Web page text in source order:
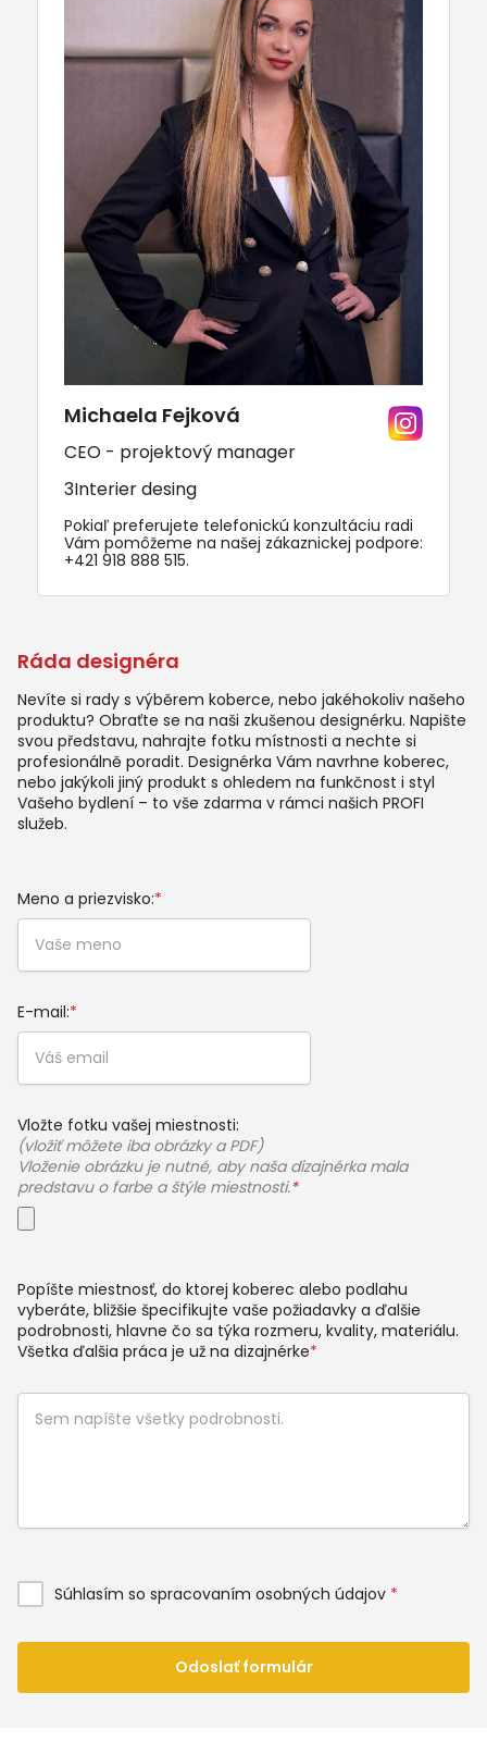
Ráda designéra
Nevíte si rady s výběrem koberce, nebo jakéhokoliv našeho
produktu? Obraťte se na naši zkušenou designérku. Napište
svou představu, nahrajte fotku místnosti a nechte si
profesionálně poradit. Designérka Vám navrhne koberec,
nebo jakýkoli jiný produkt s ohledem na funkčnost i styl
Vašeho bydlení – to vše zdarma v rámci našich PROFI
služeb.
Meno a priezvisko:*
E-mail:*
Vložte fotku vašej miestnosti:
(vložiť môžete iba obrázky a PDF)
Vloženie obrázku je nutné, aby naša dizajnérka mala
predstavu o farbe a štýle miestnosti.*
Popíšte miestnosť, do ktorej koberec alebo podlahu
vyberáte, bližšie špecifikujte vaše požiadavky a ďalšie
podrobnosti, hlavne čo sa týka rozmeru, kvality, materiálu.
Všetka ďalšia práca je už na dizajnérke*
Súhlasím so spracovaním osobných údajov *
Odoslať formulár
Michaela Fejková
CEO - projektový manager
3Interier desing
Pokiaľ preferujete telefonickú konzultáciu radi
Vám pomôžeme na našej zákaznickej podpore:
+421 918 888 515.